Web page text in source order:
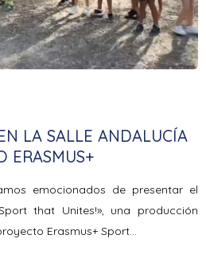
LA SALLE ANDALUCÍA
ERASMUS+
emocionados de presentar el
that Unites!», una producción
Erasmus+ Sport…